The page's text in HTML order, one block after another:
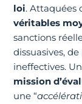
loi. Attaquées
véritables
sanctions
dissuasives,
ineffectives.
mission
une “